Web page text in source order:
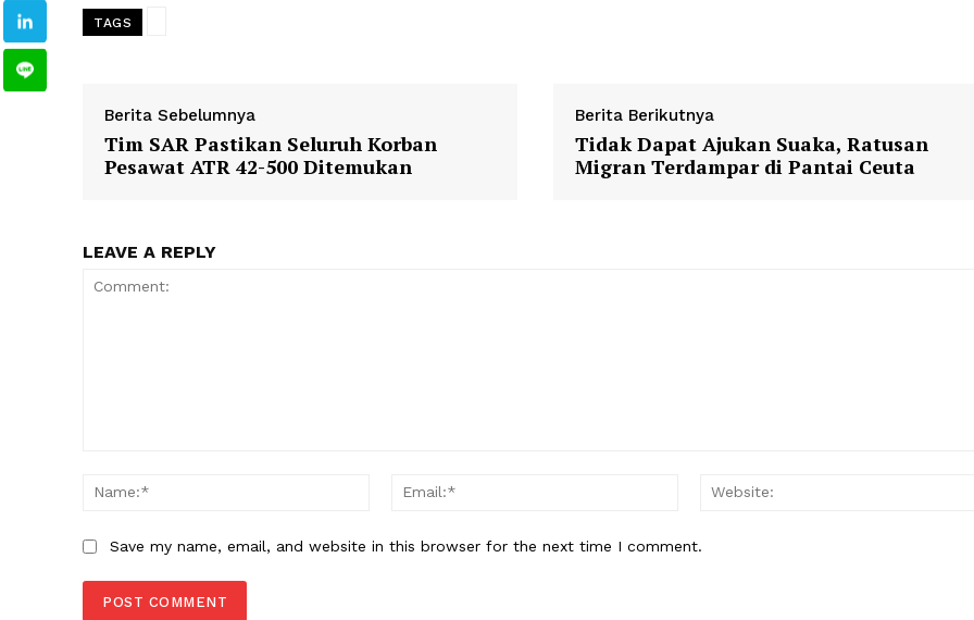
TAGS
Berita Sebelumnya
Tim SAR Pastikan Seluruh Korban
Pesawat ATR 42-500 Ditemukan
Berita Berikutnya
Tidak Dapat Ajukan Suaka, Ratusan
Migran Terdampar di Pantai Ceuta
LEAVE A REPLY
Name:*
Email:*
Save my name, email, and website in this browser for the next time I comment.